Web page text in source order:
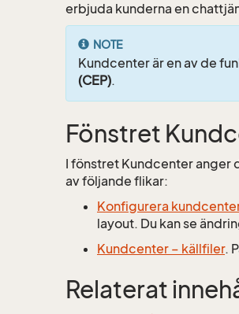
erbjuda kunderna en
NOTE
Kundcenter är en av de
(CEP).
Fönstret
I fönstret Kundcenter anger
av följande flikar:
Konfigurera
layout. Du kan se
Kundcenter – källfiler.
Relaterat